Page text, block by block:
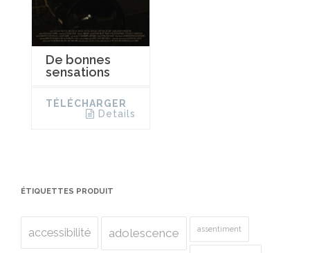
De bonnes
sensations
TÉLÉCHARGER
Details
ÉTIQUETTES PRODUIT
accessibilité adolescence assentiment